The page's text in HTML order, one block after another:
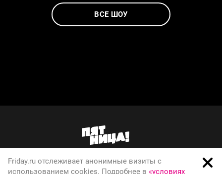
ВСЕ ШОУ
О телеканале
Friday.ru отслеживает анонимные визиты с
использованием cookies. Подробнее в «условиях